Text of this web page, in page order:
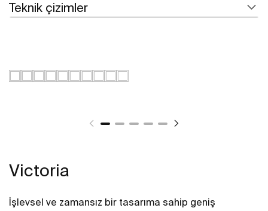
Teknik çizimler
Victoria
İşlevsel ve zamansız bir tasarıma sahip geniş